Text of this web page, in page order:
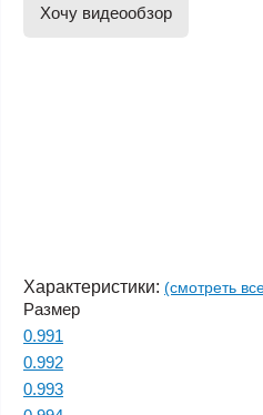
Хочу видеообзор
Характеристики: (смотреть
Размер
0.991
0.992
0.993